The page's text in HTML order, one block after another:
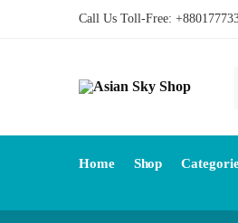
Call Us Toll-Free:
Home Shop